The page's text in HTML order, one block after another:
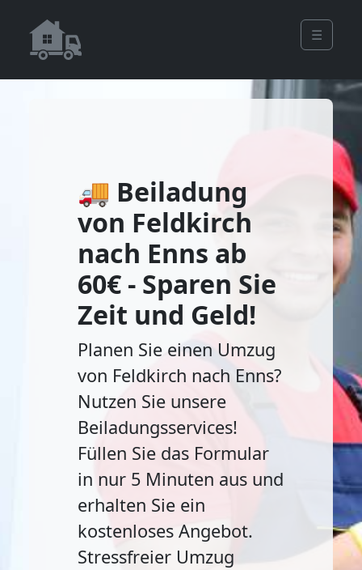
☰
🚚 Beiladung
von Feldkirch
nach Enns ab
60€ - Sparen Sie
Zeit und Geld!
Planen Sie einen Umzug
von Feldkirch nach Enns?
Nutzen Sie unsere
Beiladungsservices!
Füllen Sie das Formular
in nur 5 Minuten aus und
erhalten Sie ein
kostenloses Angebot.
Stressfreier Umzug